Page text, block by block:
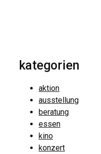
kategorien
aktion
ausstellung
beratung
essen
kino
konzert